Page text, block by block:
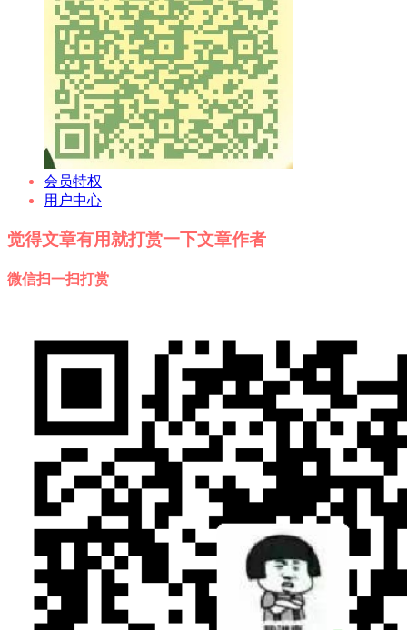
会员特权
用户中心
觉得文章有用就打赏一下文章作者
微信扫一扫打赏